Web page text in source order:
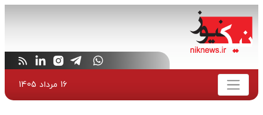
16 مرداد 1405